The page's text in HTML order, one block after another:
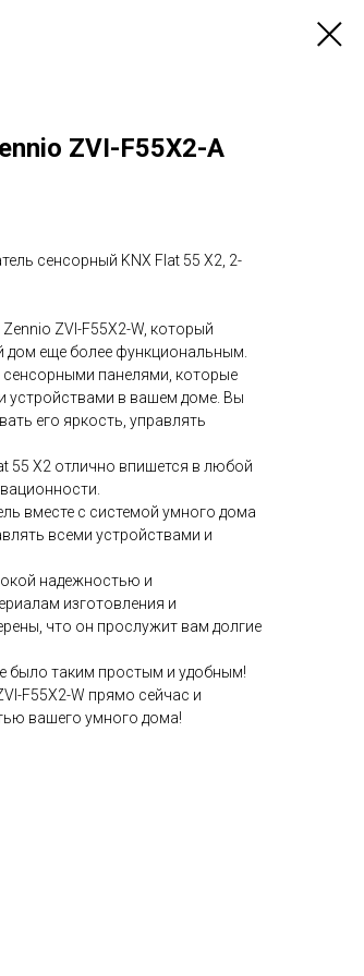
ZVI-F55X2-A
сенсорный KNX Flat 55 X2, 2-
ZVI-F55X2-W, который
дом еще более функциональным.
панелями, которые
устройствами в вашем доме. Вы
его яркость, управлять
55 X2 отлично впишется в любой
вместе с системой умного дома
всеми устройствами и
надежностью и
изготовления и
что он прослужит вам долгие
было таким простым и удобным!
F55X2-W прямо сейчас и
вашего умного дома!